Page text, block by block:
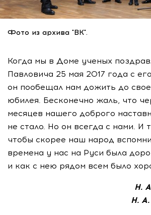
Фото из архива "ВК".
Когда мы в Доме ученых
Павловича 25 мая 2017 года с его
он пообещал нам дожить до
юбилея. Бесконечно жаль, что
месяцев нашего доброго
не стало. Но он всегда с нами. И
чтобы скорее наш народ
времена у нас на Руси была
и как с нею рядом всем было
Н.
Н.